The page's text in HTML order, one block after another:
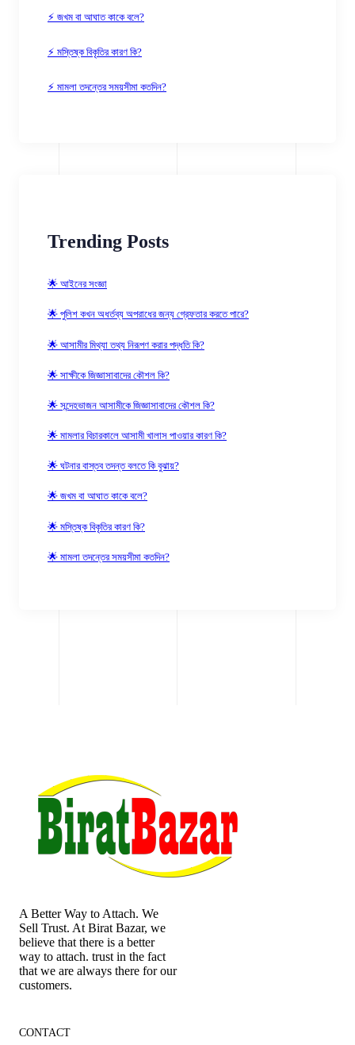
⚡ জখম বা আঘাত কাকে বলে?
⚡ মস্তিষ্ক বিকৃতির কারণ কি?
⚡ মামলা তদন্তের সময়সীমা কতদিন?
Trending Posts
🌟 আইনের সংজ্ঞা
🌟 পুলিশ কখন অধর্তব্য অপরাধের জন্য গ্রেফতার করতে পারে?
🌟 আসামীর মিথ্যা তথ্য নিরূপণ করার পদ্ধতি কি?
🌟 সাক্ষীকে জিজ্ঞাসাবাদের কৌশল কি?
🌟 সন্দেহভাজন আসামীকে জিজ্ঞাসাবাদের কৌশল কি?
🌟 মামলার বিচারকালে আসামী খালাস পাওয়ার কারণ কি?
🌟 ঘটনার বাস্তব তদন্ত বলতে কি বুঝায়?
🌟 জখম বা আঘাত কাকে বলে?
🌟 মস্তিষ্ক বিকৃতির কারণ কি?
🌟 মামলা তদন্তের সময়সীমা কতদিন?
A Better Way to Attach. We
Sell Trust. At Birat Bazar, we
believe that there is a better
way to attach. trust in the fact
that we are always there for our
customers.
CONTACT